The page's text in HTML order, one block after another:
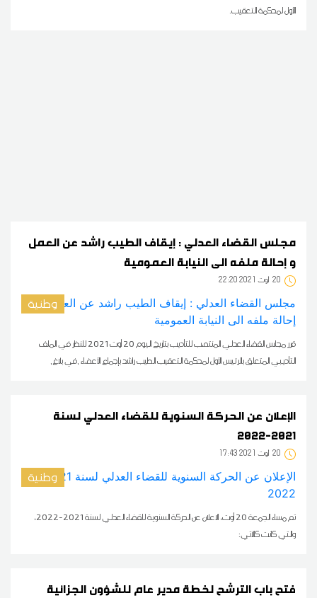
الأول لمحكمة التعقيب.
مجلس القضاء العدلي : إيقاف الطيب راشد عن العمل
و إحالة ملفه الى النيابة العمومية
20 22:20 2021 أوت
وطنية
قرر مجلس القضاء العدلي المنتصب للتأديب بتاريخ اليوم 20 أوت 2021 للنظر في الملف
التأديبي المتعلق بالرئيس الأول لمحكمة التعقيب الطيب راشد بإجماع الأعضاء ,في بلاغ,
الإعلان عن الحركة السنوية للقضاء العدلي لسنة
2021-2022
20 17:43 2021 أوت
وطنية
تم مساء الجمعة 20 أوت، الاعلان عن الحركة السنوية للقضاء العدلي لسنة 2021-2022،
والتي كانت كالآتي:
فتح باب الترشح لخطة مدير عام للشؤون الجزائية